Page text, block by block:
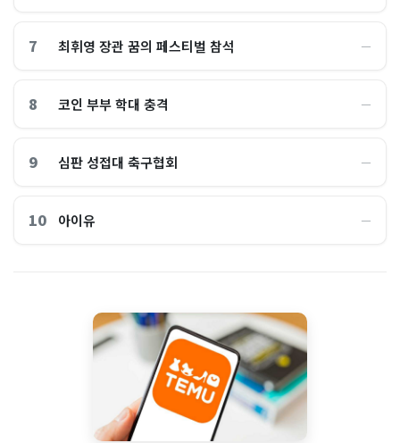
7 최휘영 장관 꿈의 페스티벌 참석 ―
8 코인 부부 학대 충격 ―
9 심판 성접대 축구협회 ―
10 아이유 ―